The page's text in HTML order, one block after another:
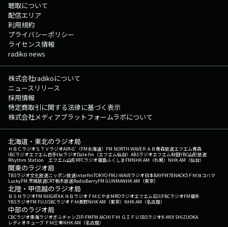
聴取について
配信エリア
利用規約
プライバシーポリシー
ライセンス情報
radiko news
株式会社radikoについて
ニュースリリース
採用情報
特定商取引に関する法律に基づく表示
株式会社メディアプラットフォームラボについて
北海道・東北のラジオ局
ＨＢＣラジオＳＴＶラジオAIR-G'（FM北海道） FM NORTH WAVEＲＡＢ青森放送エフエム青森
IBCラジオエフエム岩手tbcラジオDate fm（エフエム仙台） ABSラジオエフエム秋田YBC山形放送
Rhythm Station エフエム山形RFCラジオ福島ふくしまFMNHK AM（札幌） NHK AM（仙台）
関東のラジオ局
TBSラジオ文化放送ニッポン放送interfmTOKYO FMJ-WAVEラジオ日本BAYFM78NACK5 ＦＭヨコハマ
LuckyFM 茨城放送CRT栃木放送RadioBerryFM GUNMANHK AM（東京）
北陸・甲信越のラジオ局
ＢＳＮラジオFM NIIGATAＫＮＢラジオ ＦＭとやまMROラジオエフエム石川FBCラジオFM福井
YBSラジオFM FUJISBCラジオ ＦＭ長野NHK AM（東京） NHK AM（名古屋）
中部のラジオ局
CBCラジオ東海ラジオぎふチャンZIP-FMFM AICHI ＦＭ ＧＩＦＵ SBSラジオK-MIX SHIZUOKA
レディオキューブ ＦＭ三重NHK AM（名古屋）